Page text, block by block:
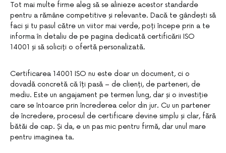
Tot mai multe firme aleg să se alinieze acestor standarde
pentru a rămâne competitive și relevante. Dacă te gândești să
faci și tu pasul către un viitor mai verde, poți începe prin a te
informa în detaliu de pe pagina dedicată certificării ISO
14001 și să soliciți o ofertă personalizată.
Certificarea 14001 ISO nu este doar un document, ci o
dovadă concretă că îți pasă – de clienți, de parteneri, de
mediu. Este un angajament pe termen lung, dar și o investiție
care se întoarce prin încrederea celor din jur. Cu un partener
de încredere, procesul de certificare devine simplu și clar, fără
bătăi de cap. Și da, e un pas mic pentru firmă, dar unul mare
pentru imaginea ta.